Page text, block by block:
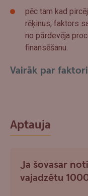
pēc tam kad
rēķinus, faktors
no pārdevēja
finansēšanu.
Vairāk par
Aptauja
Ja šovasar
vajadzētu